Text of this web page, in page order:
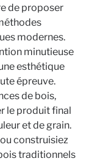
de proposer
modernes.
minutieuse
esthétique
épreuve.
de bois,
le produit final
et de grain.
construisiez
traditionnels